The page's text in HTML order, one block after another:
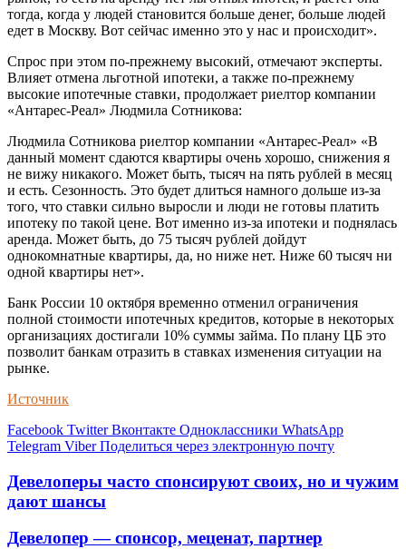
тогда, когда у людей становится больше денег, больше людей
едет в Москву. Вот сейчас именно это у нас и происходит».
Спрос при этом по-прежнему высокий, отмечают эксперты.
Влияет отмена льготной ипотеки, а также по-прежнему
высокие ипотечные ставки, продолжает риелтор компании
«Антарес-Реал» Людмила Сотникова:
Людмила Сотникова риелтор компании «Антарес-Реал» «В
данный момент сдаются квартиры очень хорошо, снижения я
не вижу никакого. Может быть, тысяч на пять рублей в месяц
и есть. Сезонность. Это будет длиться намного дольше из-за
того, что ставки сильно выросли и люди не готовы платить
ипотеку по такой цене. Вот именно из-за ипотеки и поднялась
аренда. Может быть, до 75 тысяч рублей дойдут
однокомнатные квартиры, да, но ниже нет. Ниже 60 тысяч ни
одной квартиры нет».
Банк России 10 октября временно отменил ограничения
полной стоимости ипотечных кредитов, которые в некоторых
организациях достигали 10% суммы займа. По плану ЦБ это
позволит банкам отразить в ставках изменения ситуации на
рынке.
Источник
Facebook Twitter Вконтакте Одноклассники WhatsApp
Telegram Viber Поделиться через электронную почту
Девелоперы часто спонсируют своих, но и чужим
дают шансы
Девелопер — спонсор, меценат, партнер